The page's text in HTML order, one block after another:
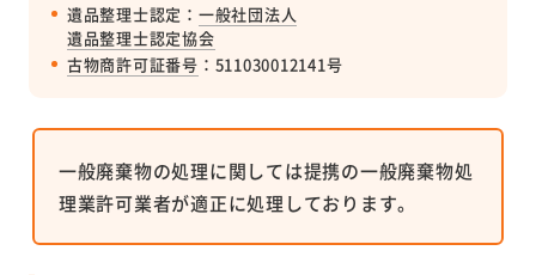
遺品整理士認定： 一般社団法人
遺品整理士認定協会
古物商許可証番号 ：511030012141号
一般廃棄物の処理に関しては提携の一般廃棄物処
理業許可業者が適正に処理しております。